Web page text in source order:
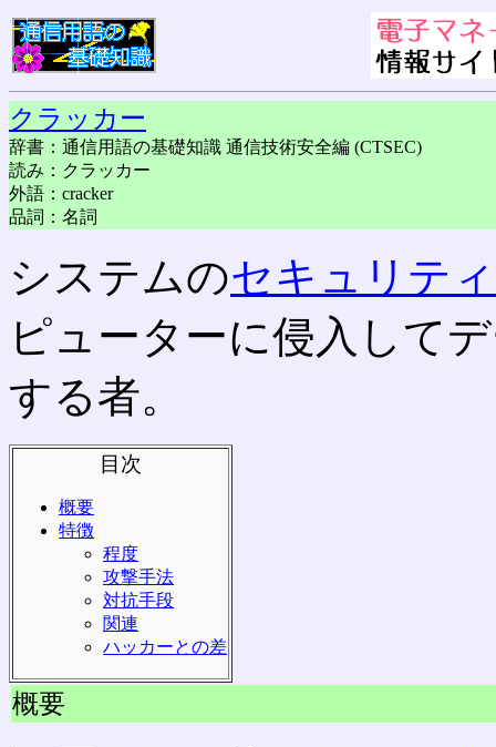
クラッカー
辞書：通信用語の基礎知識 通信技術安全編 (CTSEC)
読み：クラッカー
外語：cracker
品詞：名詞
システムのセキュリティ
ピューターに侵入して
する者。
目次
概要
特徴
程度
攻撃手法
対抗手段
関連
ハッカーとの差
概要